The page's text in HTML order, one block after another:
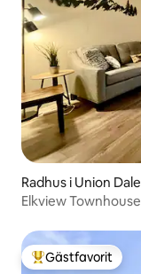
Radhus i Union Dale
Elkview Townhouse
Populär gästfavorit
Gästfavorit